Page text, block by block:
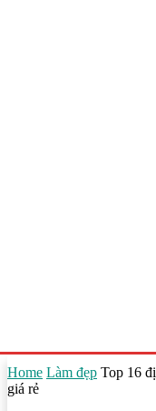
Home Làm đẹp Top 16
giá rẻ